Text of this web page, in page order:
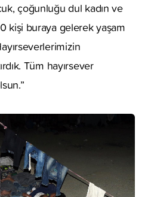
çoğunluğu dul kadın ve
kişi buraya gelerek yaşam
Tüm hayırsever